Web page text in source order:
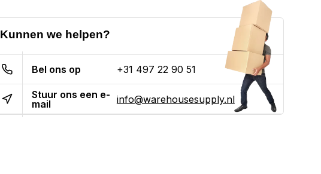
Kunnen we helpen?
Bel ons op +31 497 22 90 51
Stuur ons een e-
mail
info@warehousesupply.nl